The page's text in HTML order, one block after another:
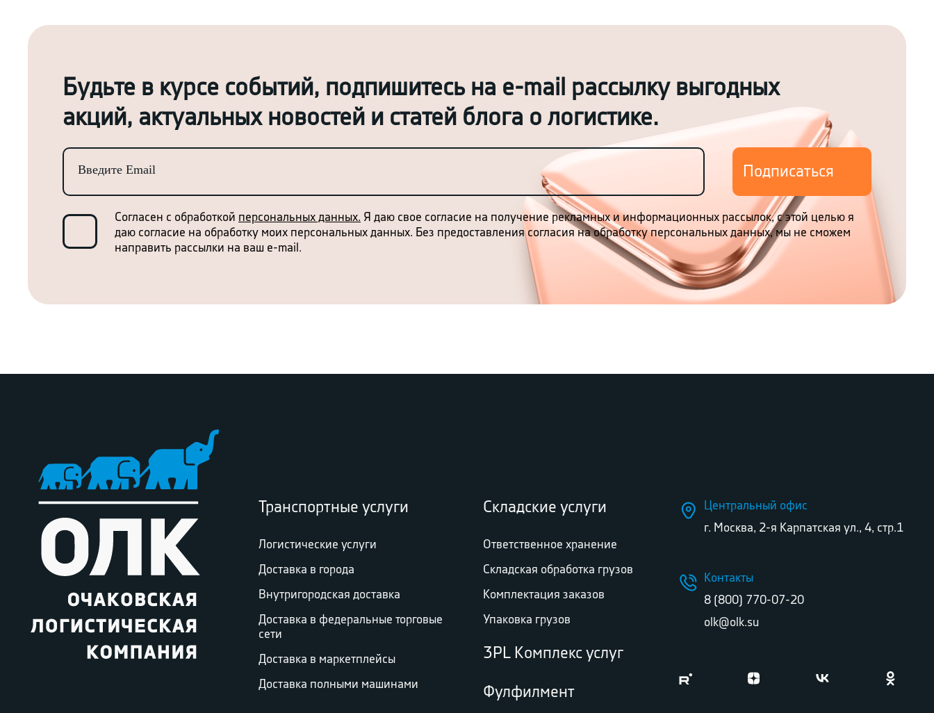
Будьте в курсе событий, подпишитесь на e-mail рассылку выгодных
акций, актуальных новостей и статей блога о логистике.
Согласен с обработкой персональных данных. Я даю свое согласие на получение рекламных и информационных рассылок, с этой целью я
даю согласие на обработку моих персональных данных. Без предоставления согласия на обработку персональных данных, мы не сможем
направить рассылки на ваш e-mail.
Транспортные услуги
Логистические услуги
Доставка в города
Внутригородская доставка
Доставка в федеральные торговые
сети
Доставка в маркетплейсы
Доставка полными машинами
Складские услуги
Ответственное хранение
Складская обработка грузов
Комплектация заказов
Упаковка грузов
3PL Комплекс услуг
Фулфилмент
Центральный офис
г. Москва, 2-я Карпатская ул., 4, стр.1
Контакты
8 (800) 770-07-20
olk@olk.su